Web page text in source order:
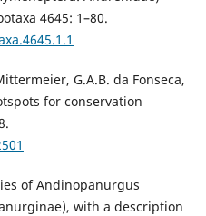
4645: 1–80.
G.A.B. da Fonseca,
for conservation
of Andinopanurgus
with a description